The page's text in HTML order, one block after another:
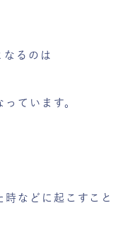
なるのは
ています。
などに起こすこと